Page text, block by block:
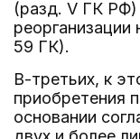
(разд. V ГК РФ)
59 ГК).
В-третьих, к
приобретения
основании